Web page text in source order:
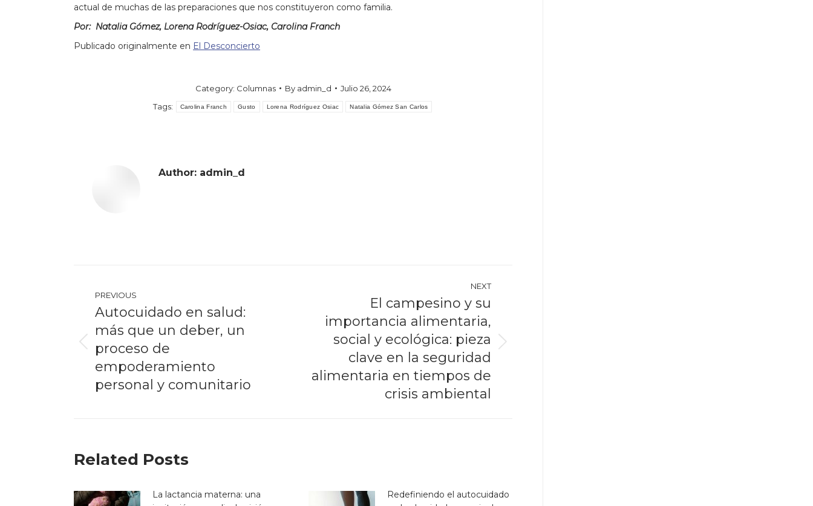
actual de muchas de las preparaciones que nos constituyeron como familia.
Por: Natalia Gómez, Lorena Rodríguez-Osiac, Carolina Franch
Publicado originalmente en El Desconcierto
Category: Columnas By admin_d
Julio 26, 2024
Tags:
Carolina Franch Gusto Lorena Rodríguez Osiac Natalia Gómez San Carlos
Author: admin_d
navigation
PREVIOUS
Previous
Autocuidado en salud:
más que un deber, un
proceso de
empoderamiento
personal y comunitario
NEXT
El campesino y su
importancia alimentaria,
social y ecológica: pieza
clave en la seguridad
alimentaria en tiempos de
crisis ambiental
Related Posts
La lactancia materna: una
Redefiniendo el autocuidado